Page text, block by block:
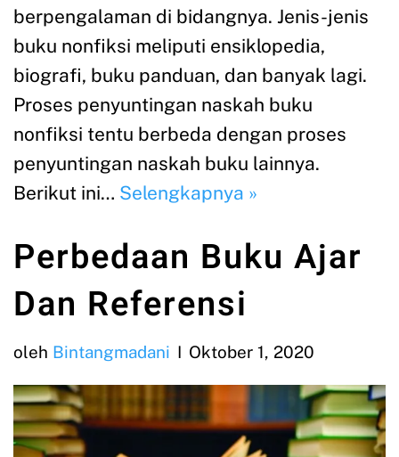
berpengalaman di bidangnya. Jenis-jenis
buku nonfiksi meliputi ensiklopedia,
biografi, buku panduan, dan banyak lagi.
Proses penyuntingan naskah buku
nonfiksi tentu berbeda dengan proses
penyuntingan naskah buku lainnya.
Berikut ini… Selengkapnya »
Perbedaan Buku Ajar
Dan Referensi
oleh Bintangmadani Oktober 1, 2020